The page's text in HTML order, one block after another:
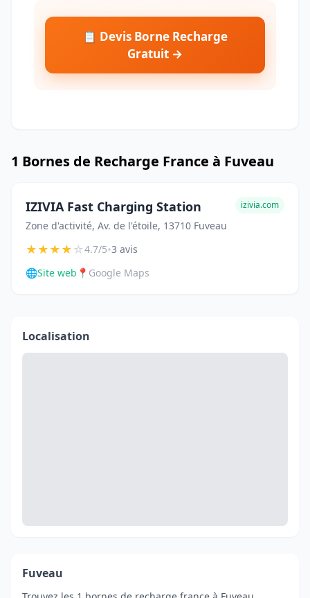
📋 Devis Borne Recharge
Gratuit →
1 Bornes de Recharge France à Fuveau
IZIVIA Fast Charging Station
Zone d'activité, Av. de l'étoile, 13710 Fuveau
izivia.com
★★★★☆4.7/5•3 avis
🌐Site web 📍 Google Maps
Localisation
Fuveau